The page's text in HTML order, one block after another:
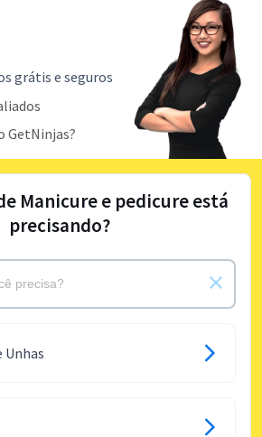
grátis e seguros
GetNinjas?
Manicure e pedicure está
precisando?